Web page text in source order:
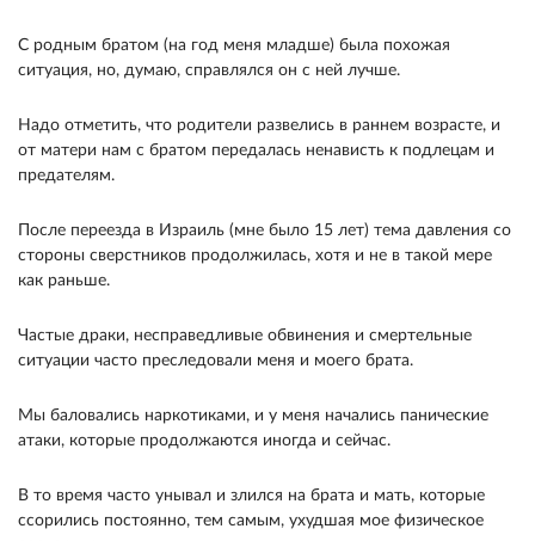
С родным братом (на год меня младше) была похожая
ситуация, но, думаю, справлялся он с ней лучше.
Надо отметить, что родители развелись в раннем возрасте, и
от матери нам с братом передалась ненависть к подлецам и
предателям.
После переезда в Израиль (мне было 15 лет) тема давления со
стороны сверстников продолжилась, хотя и не в такой мере
как раньше.
Частые драки, несправедливые обвинения и смертельные
ситуации часто преследовали меня и моего брата.
Мы баловались наркотиками, и у меня начались панические
атаки, которые продолжаются иногда и сейчас.
В то время часто унывал и злился на брата и мать, которые
ссорились постоянно, тем самым, ухудшая мое физическое